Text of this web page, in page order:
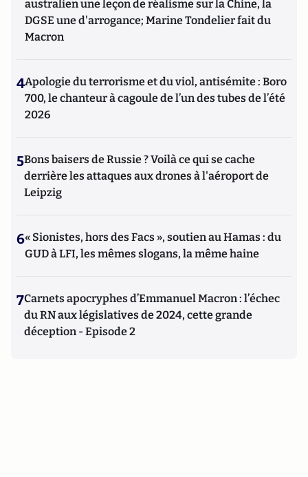
australien une leçon de réalisme sur la Chine, la
DGSE une d'arrogance; Marine Tondelier fait du
Macron
4Apologie du terrorisme et du viol, antisémite : Boro
700, le chanteur à cagoule de l’un des tubes de l’été
2026
5Bons baisers de Russie ? Voilà ce qui se cache
derrière les attaques aux drones à l'aéroport de
Leipzig
6« Sionistes, hors des Facs », soutien au Hamas : du
GUD à LFI, les mêmes slogans, la même haine
7Carnets apocryphes d’Emmanuel Macron : l’échec
du RN aux législatives de 2024, cette grande
déception - Episode 2